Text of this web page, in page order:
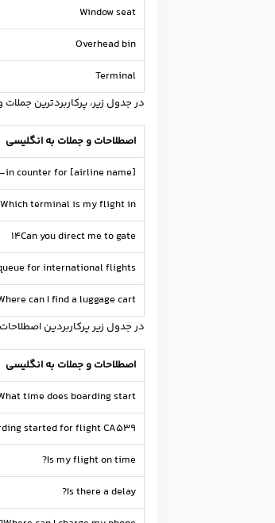
Window seat
Overhead bin
Terminal
در جدول زیر، پرکاربردترین
اصطلاحات و جملات به انگلیسی
counter for [airline name]?
Which terminal is my flight in?
14Can you direct me to gate
for international flights?
can I find a luggage cart?
در جدول زیر پرکاربردین
اصطلاحات و جملات به انگلیسی
time does boarding start?
started for flight CA539?
Is my flight on time?
Is there a delay?